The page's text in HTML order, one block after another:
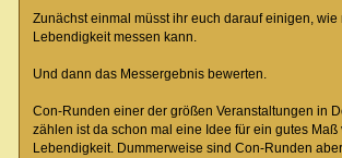
Zunächst einmal müsst ihr euch darauf einigen, wie
Lebendigkeit messen kann.
Und dann das Messergebnis bewerten.
Con-Runden einer der größen Veranstaltungen in
zählen ist da schon mal eine Idee für ein gutes Maß
Lebendigkeit. Dummerweise sind Con-Runden